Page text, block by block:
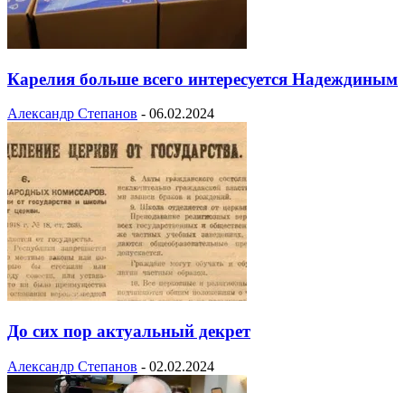
Карелия больше всего интересуется Надеждиным
Александр Степанов - 06.02.2024
До сих пор актуальный декрет
Александр Степанов - 02.02.2024